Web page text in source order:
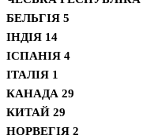
БЕЛЬГІЯ 5
ІНДІЯ 14
ІСПАНІЯ 4
ІТАЛІЯ 1
КАНАДА 29
КИТАЙ 29
НОРВЕГІЯ 2